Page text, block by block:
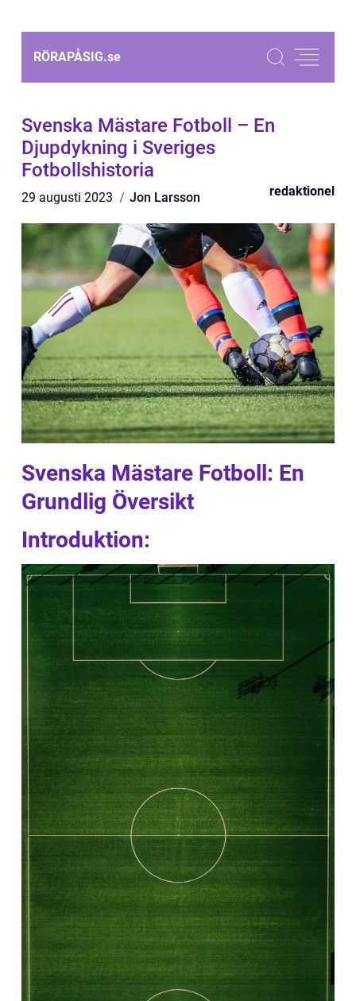
RÖRAPÅSIG.se
Svenska Mästare Fotboll – En
Djupdykning i Sveriges
Fotbollshistoria
29 augusti 2023 Jon Larsson redaktionel
Svenska Mästare Fotboll: En
Grundlig Översikt
Introduktion: